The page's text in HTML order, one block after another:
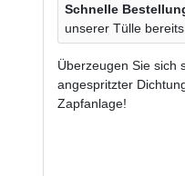
Schnelle
unserer Tülle
Überzeugen Sie sich
angespritzter
Zapfanlage!